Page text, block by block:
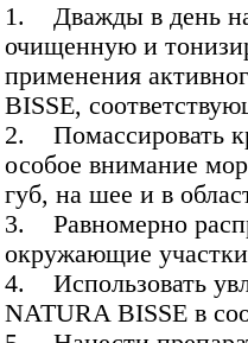
1. Дважды в день
очищенную и
применения
BISSE,
2. Помассировать
особое внимание
губ, на шее и в
3. Равномерно
окружающие
4. Использовать
NATURA BISSE в